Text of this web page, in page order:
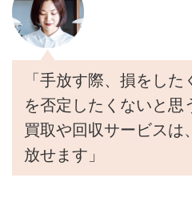
「手放す際、損をし
を否定したくないと思
買取や回収サービスは
放せます」